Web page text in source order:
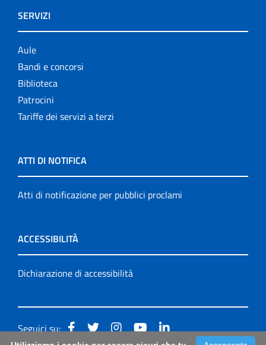
SERVIZI
Aule
Bandi e concorsi
Biblioteca
Patrocini
Tariffe dei servizi a terzi
ATTI DI NOTIFICA
Atti di notificazione per pubblici proclami
ACCESSIBILITÀ
Dichiarazione di accessibilità
Seguici su: